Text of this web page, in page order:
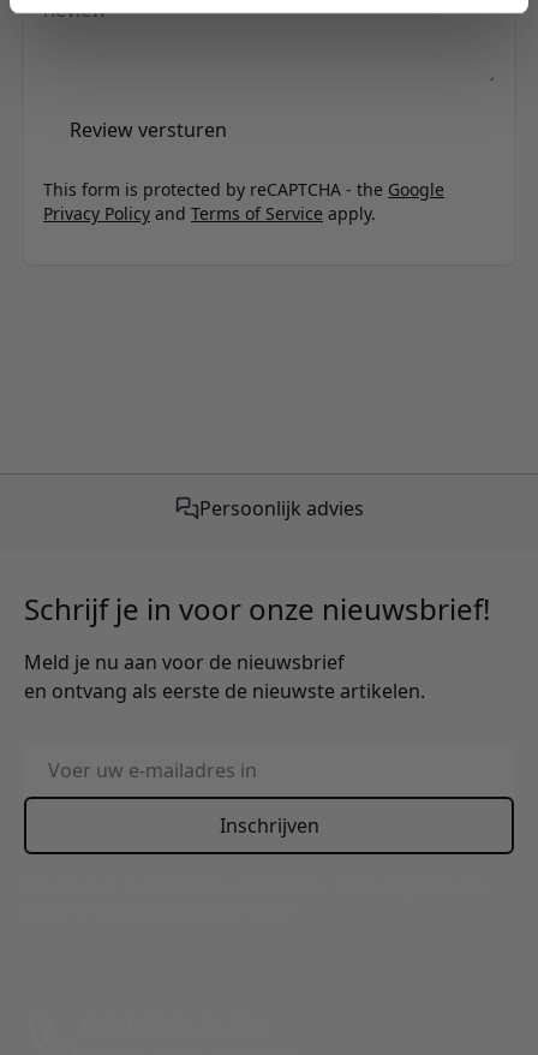
Review
Review versturen
This form is protected by reCAPTCHA - the Google
Privacy Policy and Terms of Service apply.
Persoonlijk advies
Schrijf je in voor onze nieuwsbrief!
Meld je nu aan voor de nieuwsbrief
en ontvang als eerste de nieuwste artikelen.
E-mailadres
Inschrijven